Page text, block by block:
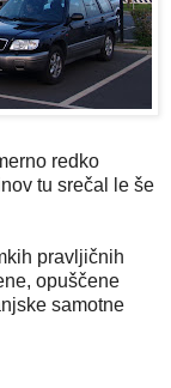
redko
tu srečal le še
pravljičnih
opuščene
samotne